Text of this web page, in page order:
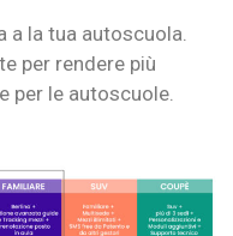
a la tua autoscuola.
per rendere più
per le autoscuole.